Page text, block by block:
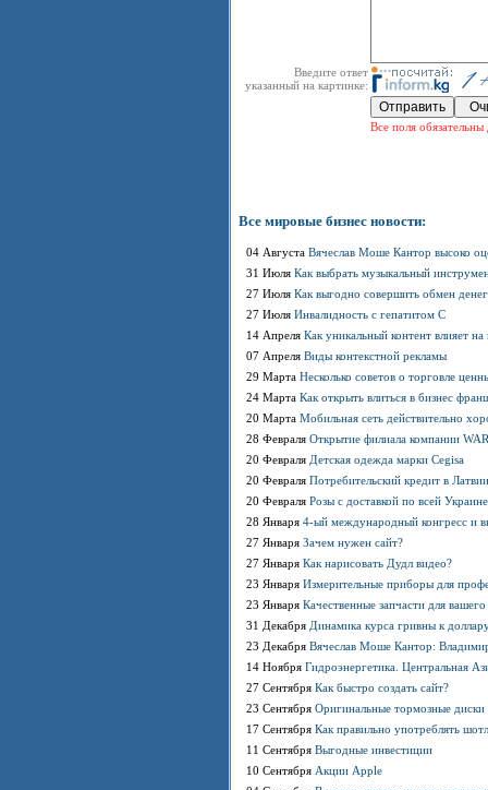
Введите ответ
указанный на картинке:
Все поля обязательны
Все мировые бизнес новости:
04 Августа Вячеслав Моше Кантор высоко
31 Июля Как выбрать музыкальный
27 Июля Как выгодно совершить обмен
27 Июля Инвалидность с гепатитом С
14 Апреля Как уникальный контент влияет на
07 Апреля Виды контекстной рекламы
29 Марта Несколько советов о торговле
24 Марта Как открыть влиться в бизнес
20 Марта Мобильная сеть действительно
28 Февраля Открытие филиала компании
20 Февраля Детская одежда марки Cegisa
20 Февраля Потребительский кредит в
20 Февраля Розы с доставкой по всей Украине
28 Января 4-ый международный конгресс и
27 Января Зачем нужен сайт?
27 Января Как нарисовать Дудл видео?
23 Января Измерительные приборы для
23 Января Качественные запчасти для вашего
31 Декабря Динамика курса гривны к
23 Декабря Вячеслав Моше Кантор:
14 Ноября Гидроэнергетика. Центральная
27 Сентября Как быстро создать сайт?
23 Сентября Оригинальные тормозные диски
17 Сентября Как правильно употреблять
11 Сентября Выгодные инвестиции
10 Сентября Акции Apple